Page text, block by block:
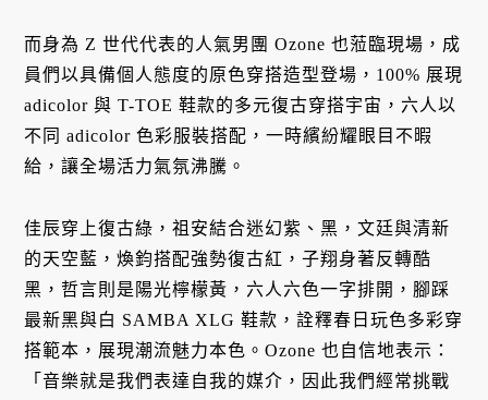
而身為 Z 世代代表的人氣男團 Ozone 也蒞臨現場，成
員們以具備個人態度的原色穿搭造型登場，100% 展現
adicolor 與 T-TOE 鞋款的多元復古穿搭宇宙，六人以
不同 adicolor 色彩服裝搭配，一時繽紛耀眼目不暇
給，讓全場活力氣氛沸騰。
佳辰穿上復古綠，祖安結合迷幻紫、黑，文廷與清新
的天空藍，煥鈞搭配強勢復古紅，子翔身著反轉酷
黑，哲言則是陽光檸檬黃，六人六色一字排開，腳踩
最新黑與白 SAMBA XLG 鞋款，詮釋春日玩色多彩穿
搭範本，展現潮流魅力本色。Ozone 也自信地表示：
「音樂就是我們表達自我的媒介，因此我們經常挑戰